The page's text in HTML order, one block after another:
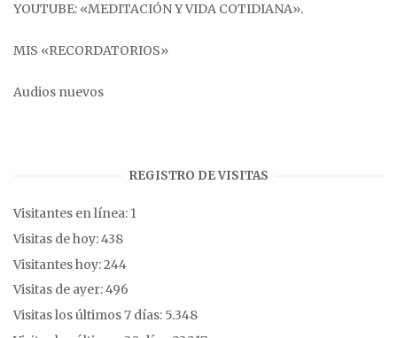
YOUTUBE: «MEDITACIÓN Y VIDA COTIDIANA».
MIS «RECORDATORIOS»
Audios nuevos
REGISTRO DE VISITAS
Visitantes en línea: 1
Visitas de hoy:438
Visitantes hoy:244
Visitas de ayer:496
Visitas los últimos 7 días: 5.348